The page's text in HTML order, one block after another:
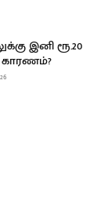
இனி ரூ.20
காரணம்?